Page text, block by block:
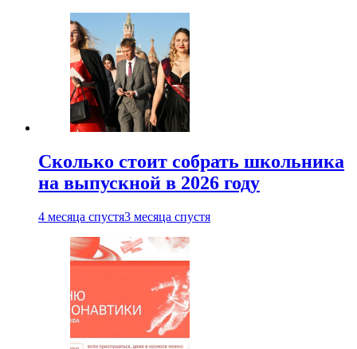
Сколько стоит собрать школьника
на выпускной в 2026 году
4 месяца спустя3 месяца спустя